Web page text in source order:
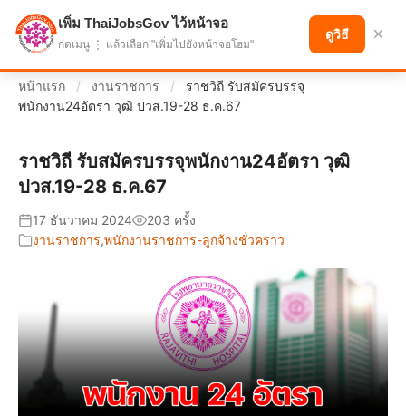
แบ่งปันโอกาส เพื่ออนาคตที่ก้าวหน้า
หน้าแรก / งานราชการ /
ราชวิถี รับสมัครบรรจุ
พนักงาน24อัตรา วุฒิ ปวส.19-28 ธ.ค.67
ราชวิถี รับสมัครบรรจุพนักงาน24อัตรา วุฒิ
ปวส.19-28 ธ.ค.67
17 ธันวาคม 2024
203 ครั้ง
งานราชการ,พนักงานราชการ-ลูกจ้างชั่วคราว
เพิ่ม ThaiJobsGov ไว้หน้าจอ
กดเมนู ⋮ แล้วเลือก "เพิ่มไปยังหน้าจอโฮม"
ดูวิธี ×